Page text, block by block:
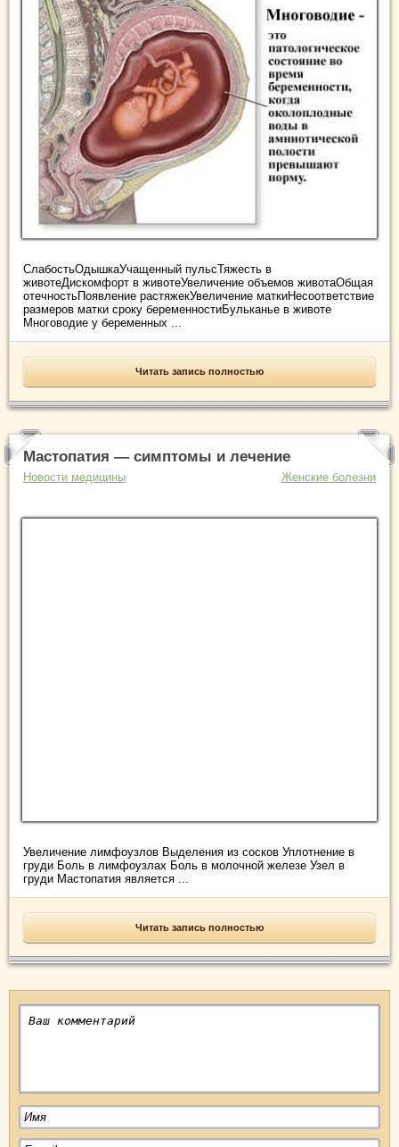
СлабостьОдышкаУчащенный пульсТяжесть в
животеДискомфорт в животеУвеличение объемов животаОбщая
отечностьПоявление растяжекУвеличение маткиНесоответствие
размеров матки сроку беременностиБульканье в животе
Многоводие у беременных ...
Читать запись полностью
Мастопатия — симптомы и лечение
Новости медицины Женские болезни
Увеличение лимфоузлов Выделения из сосков Уплотнение в
груди Боль в лимфоузлах Боль в молочной железе Узел в
груди Мастопатия является ...
Читать запись полностью